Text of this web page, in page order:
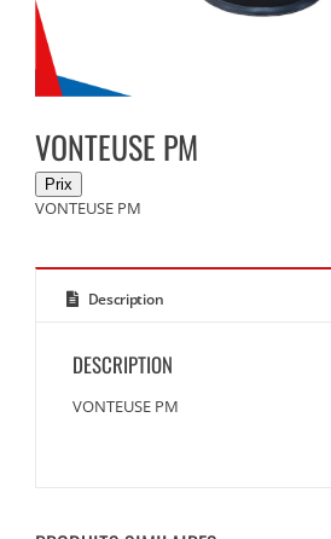
VONTEUSE PM
VONTEUSE PM
Description
DESCRIPTION
VONTEUSE PM